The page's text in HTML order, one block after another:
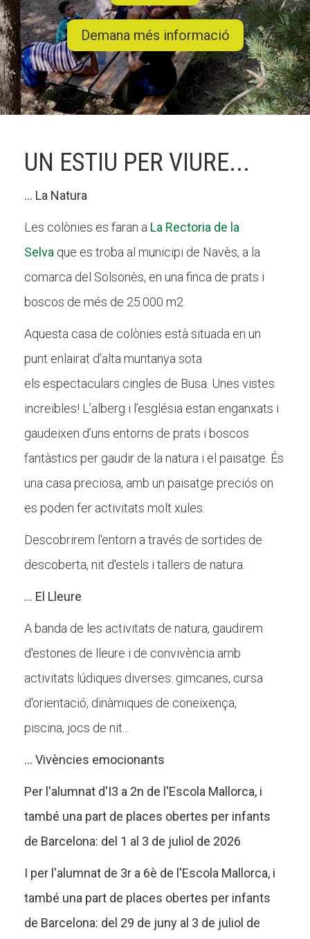
Demana més informació
UN ESTIU PER VIURE...
... La Natura
Les colònies es faran a La Rectoria de la
Selva que es troba al municipi de Navès, a la
comarca del Solsonès, en una finca de prats i
boscos de més de 25.000 m2.
Aquesta casa de colònies està situada en un
punt enlairat d’alta muntanya sota
els espectaculars cingles de Busa. Unes vistes
increïbles! L’alberg i l’església estan enganxats i
gaudeixen d’uns entorns de prats i boscos
fantàstics per gaudir de la natura i el paisatge. És
una casa preciosa, amb un paisatge preciós on
es poden fer activitats molt xules.
Descobrirem l'entorn a través de sortides de
descoberta, nit d'estels i tallers de natura.
... El Lleure
A banda de les activitats de natura, gaudirem
d'estones de lleure i de convivència amb
activitats lúdiques diverses: gimcanes, cursa
d'orientació, dinàmiques de coneixença,
piscina, jocs de nit...
... Vivències emocionants
Per l'alumnat d'I3 a 2n de l'Escola Mallorca, i
també una part de places obertes per infants
de Barcelona: del 1 al 3 de juliol de 2026
I per l'alumnat de 3r a 6è de l'Escola Mallorca, i
també una part de places obertes per infants
de Barcelona: del 29 de juny al 3 de juliol de
CONEIX FUNDESPLAI
La Fundació
L'equip
Els comptes clars
Memòria d'activitats
Proposta educativa
ACTUALITAT
Notícies
COL·LABORA
Fes un donatiu